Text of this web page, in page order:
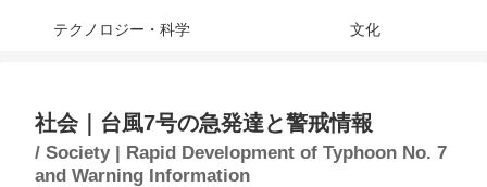
テクノロジー・科学 文化
社会｜台風7号の急発達と警戒情報
/ Society | Rapid Development of Typhoon No. 7
and Warning Information